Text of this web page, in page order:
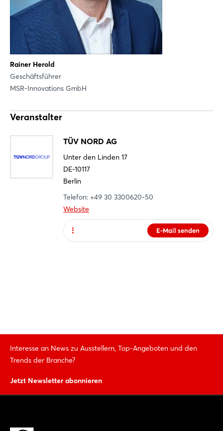
Anmelden
Rainer Herold
Geschäftsführer
MSR-Innovations GmbH
Veranstalter
TÜV NORD AG
Unter den Linden 17
DE-10117
Berlin
Telefon: +49 30 3300620-50
Website
E-Mail senden
Interesse an News zu Ausstellern, Top-Angeboten und den
Trends der Branche?
Jetzt Newsletter abonnieren
Login
Einloggen
Passwort vergessen?